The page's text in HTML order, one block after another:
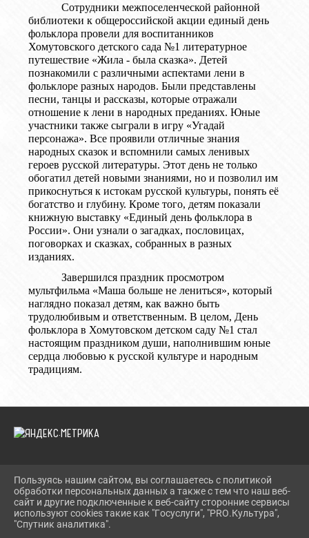
Сотрудники межпоселенческой районной
библиотеки к общероссийской акции единый день
фольклора провели для воспитанников
Хомутовского детского сада №1 литературное
путешествие «Жила - была сказка». Детей
познакомили с различными аспектами лени в
фольклоре разных народов. Были представлены
песни, танцы и рассказы, которые отражали
отношение к лени в народных преданиях. Юные
участники также сыграли в игру «Угадай
персонажа». Все проявили отличные знания
народных сказок и вспомнили самых ленивых
героев русской литературы. Этот день не только
обогатил детей новыми знаниями, но и позволил им
прикоснуться к истокам русской культуры, понять её
богатство и глубину.Кроме того, детям показали
книжную выставку «Единый день фольклора в
России». Они узнали о загадках, пословицах,
поговорках и сказках, собранных в разных
изданиях.
Завершился праздник просмотром
мультфильма «Маша больше не лениться», который
наглядно показал детям, как важно быть
трудолюбивым и ответственным. В целом, День
фольклора в Хомутовском детском саду №1 стал
настоящим праздником души, наполнившим юные
сердца любовью к русской культуре и народным
традициям.
2026 Г. BIBLIOTEKA-IRKRAION.RU
ВХОД
КАРТА САЙТА
Пользуясь нашим сайтом, вы соглашаетесь с политикой
обработки персональных данных а также с тем что наш веб-
сайт и другие подключенные к веб-сайту сторонние сервисы
используют cookies такие как "Госуслуги", "PRO.Культура",
"Спутник аналитика".